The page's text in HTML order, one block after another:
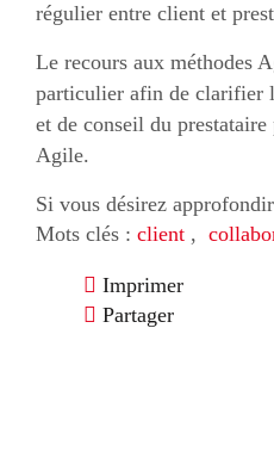
régulier entre client et
Le recours aux méthodes
particulier afin de clarifier
et de conseil du
Agile.
Si vous désirez
Mots clés : client ,
Imprimer
Partager